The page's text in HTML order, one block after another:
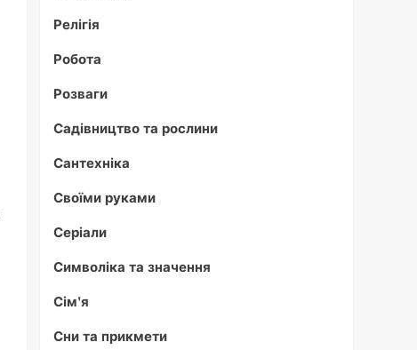
Релігія
Робота
Розваги
Садівництво та рослини
Сантехніка
Своїми руками
Серіали
Символіка та значення
Сім'я
Сни та прикмети